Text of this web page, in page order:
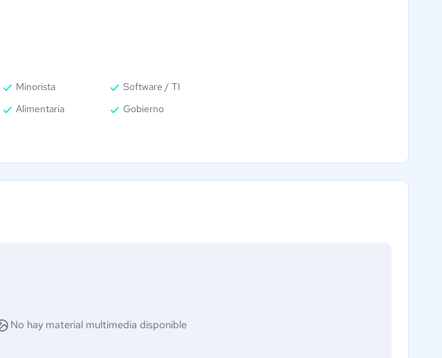
Minorista
Software / TI
Alimentaria
Gobierno
No hay material multimedia disponible